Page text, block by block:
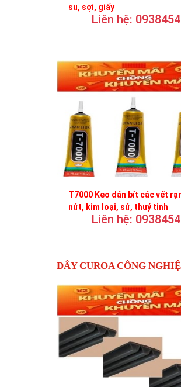
su, sợi, giấy
Liên hệ:
T7000 Keo dán bít các vết
nứt, kim loại, sứ, thuỷ tinh
Liên hệ:
DÂY CUROA CÔNG